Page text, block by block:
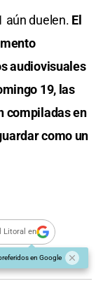
aún duelen. El
audiovisuales
19, las
compiladas en
como un
Litoral en
en Google